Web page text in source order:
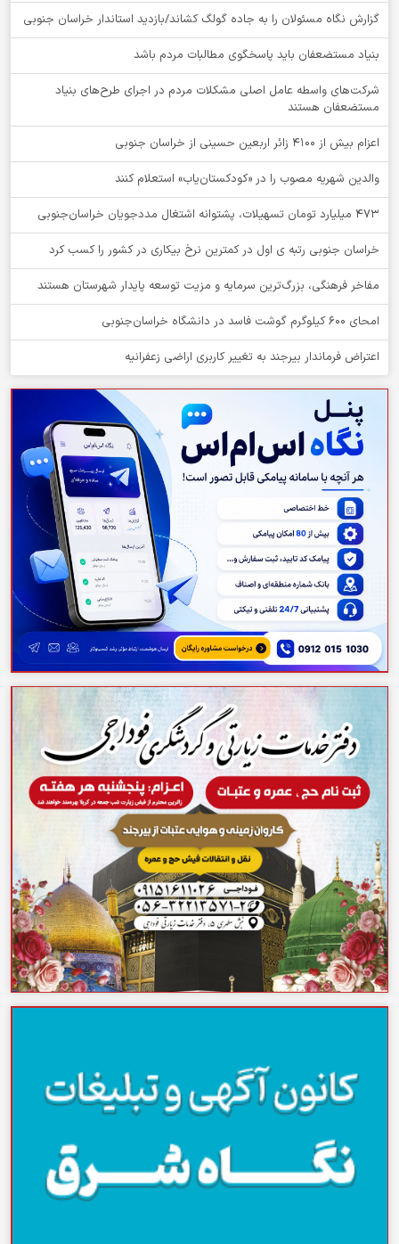
گزارش نگاه مسئولان را به جاده گولگ کشاند/بازدید استاندار خراسان جنوبی
بنیاد مستضعفان باید پاسخگوی مطالبات مردم باشد
شرکت‌های واسطه عامل اصلی مشکلات مردم در اجرای طرح‌های بنیاد
مستضعفان هستند
اعزام بیش از 4100 زائر اربعین حسینی از خراسان جنوبی
والدین شهریه مصوب را در «کودکستان‌یاب» استعلام کنند
۴۷۳ میلیارد تومان تسهیلات، پشتوانه اشتغال مددجویان خراسان‌جنوبی
خراسان جنوبی رتبه ی اول در کمترین نرخ بیکاری در کشور را کسب کرد
مفاخر فرهنگی، بزرگ‌ترین سرمایه و مزیت توسعه پایدار شهرستان هستند
امحای ۶۰۰ کیلوگرم گوشت فاسد در دانشگاه خراسان‌جنوبی
اعتراض فرماندار بیرجند به تغییر کاربری اراضی زعفرانیه